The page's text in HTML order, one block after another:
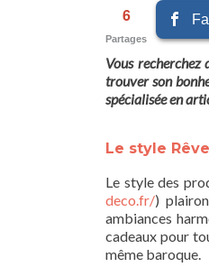
6
Partages
Vous recherchez
trouver son
spécialisée en
Le style
Le style des
deco.fr/)
ambiances
cadeaux pour
même baroque.